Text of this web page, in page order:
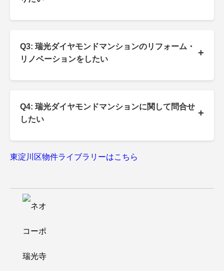
Q3: 瑞光ダイヤモンドマンションのリフォーム・
リノベーションをしたい
+
Q4: 瑞光ダイヤモンドマンションに関して問合せ
したい
+
東淀川区物件ライブラリーはこちら